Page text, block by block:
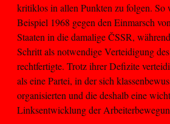
kritiklos in allen Punkten zu folgen. So
Beispiel 1968 gegen den Einmarsch
Staaten in die damalige ČSSR,
Schritt als notwendige Verteidigung
rechtfertigte. Trotz ihrer Defizite
als eine Partei, in der sich
organisierten und die deshalb eine
Linksentwicklung der